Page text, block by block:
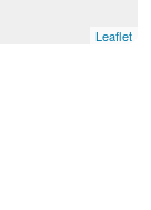
Leaflet